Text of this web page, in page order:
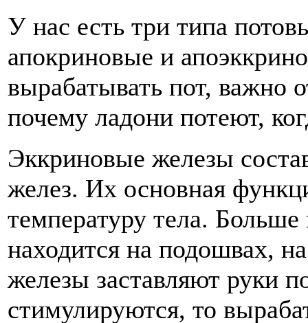
У нас есть три типа
апокриновые и
вырабатывать пот, важно
почему ладони потеют,
Эккриновые железы
желез. Их основная
температуру тела.
находится на подошвах,
железы заставляют руки
стимулируются, то